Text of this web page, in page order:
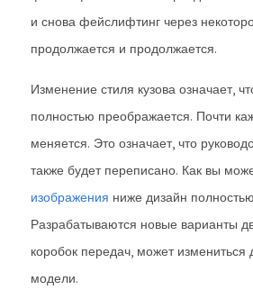
и снова фейслифтинг через
продолжается и продолжается.
Изменение стиля кузова означает,
полностью преображается. Почти
меняется. Это означает, что
также будет переписано. Как вы
изображения ниже дизайн
Разрабатываются новые варианты
коробок передач, может измениться
модели.